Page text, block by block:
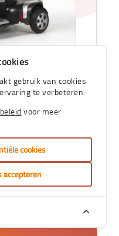
gebruik van cookies
te verbeteren.
voor meer
cookies
accepteren